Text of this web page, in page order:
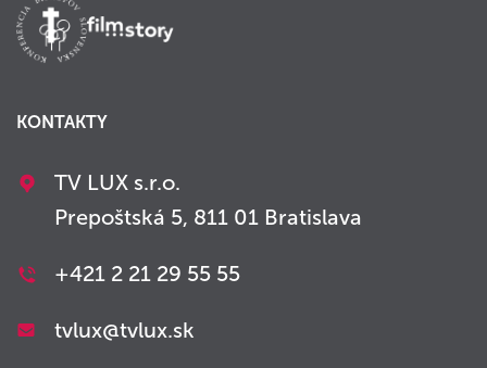
KONTAKTY
TV LUX s.r.o.
Prepoštská 5, 811 01 Bratislava
+421 2 21 29 55 55
tvlux@tvlux.sk